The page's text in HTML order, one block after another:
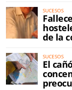
SUCESOS
de la
SUCESOS
El